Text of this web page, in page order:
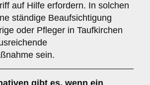
auf Hilfe erfordern. In solchen
ständige Beaufsichtigung
oder Pfleger in Taufkirchen
sein.
gibt es, wenn ein